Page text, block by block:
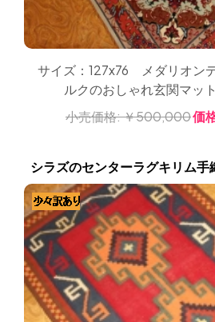
サイズ：127x76 メダリオン
ルクのおしゃれ玄関マッ
小売価格:￥500,000価
シラズのセンターラグキリム